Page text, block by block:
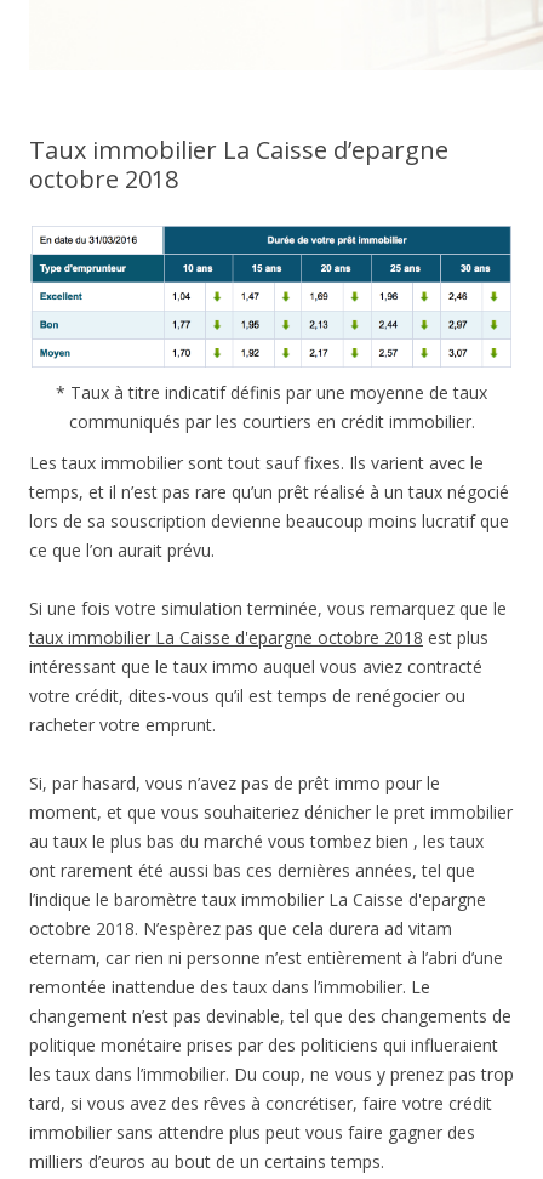
Taux immobilier La Caisse d’epargne
octobre 2018
* Taux à titre indicatif définis par une moyenne de taux
communiqués par les courtiers en crédit immobilier.
Les taux immobilier sont tout sauf fixes. Ils varient avec le
temps, et il n’est pas rare qu’un prêt réalisé à un taux négocié
lors de sa souscription devienne beaucoup moins lucratif que
ce que l’on aurait prévu.
Si une fois votre simulation terminée, vous remarquez que le
taux immobilier La Caisse d'epargne octobre 2018 est plus
intéressant que le taux immo auquel vous aviez contracté
votre crédit, dites-vous qu’il est temps de renégocier ou
racheter votre emprunt.
Si, par hasard, vous n’avez pas de prêt immo pour le
moment, et que vous souhaiteriez dénicher le pret immobilier
au taux le plus bas du marché vous tombez bien , les taux
ont rarement été aussi bas ces dernières années, tel que
l’indique le baromètre taux immobilier La Caisse d'epargne
octobre 2018. N’espèrez pas que cela durera ad vitam
eternam, car rien ni personne n’est entièrement à l’abri d’une
remontée inattendue des taux dans l’immobilier. Le
changement n’est pas devinable, tel que des changements de
politique monétaire prises par des politiciens qui influeraient
les taux dans l’immobilier. Du coup, ne vous y prenez pas trop
tard, si vous avez des rêves à concrétiser, faire votre crédit
immobilier sans attendre plus peut vous faire gagner des
milliers d’euros au bout de un certains temps.